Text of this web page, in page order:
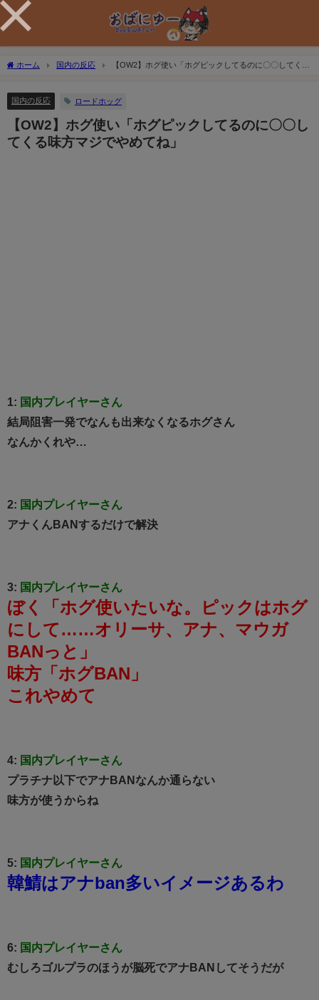
ホーム 国内の反応
【OW2】ホグ使い「ホグピックしてるのに〇〇してくる
国内の反応 ロードホッグ
【OW2】ホグ使い「ホグピックしてるのに〇〇し
てくる味方マジでやめてね」
1: 国内プレイヤーさん
結局阻害一発でなんも出来なくなるホグさん
なんかくれや…
2: 国内プレイヤーさん
アナくんBANするだけで解決
3: 国内プレイヤーさん
ぼく「ホグ使いたいな。ピックはホグ
にして……オリーサ、アナ、マウガ
BANっと」
味方「ホグBAN」
これやめて
4: 国内プレイヤーさん
プラチナ以下でアナBANなんか通らない
味方が使うからね
5: 国内プレイヤーさん
韓鯖はアナban多いイメージあるわ
6: 国内プレイヤーさん
むしろゴルプラのほうが脳死でアナBANしてそうだが